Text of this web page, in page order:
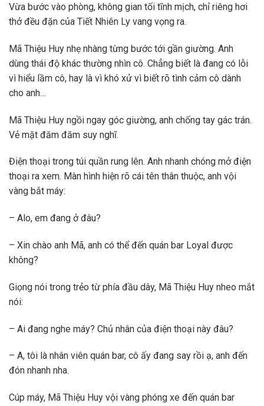
Vừa bước vào phòng, không gian tối tĩnh mịch, chỉ riêng hơi
thở đều đặn của Tiết Nhiên Ly vang vọng ra.
Mã Thiệu Huy nhẹ nhàng từng bước tới gần giường. Anh
dùng thái độ khác thường nhìn cô. Chẳng biết là đang có lỗi
vì hiểu lầm cô, hay là vì khó xử vì biết rõ tình cảm cô dành
cho anh…
Mã Thiệu Huy ngồi ngay góc giường, anh chống tay gác trán.
Vẻ mặt đăm đăm suy nghĩ.
Điện thoại trong túi quần rung lên. Anh nhanh chóng mở điện
thoại ra xem. Màn hình hiện rõ cái tên thân thuộc, anh vội
vàng bắt máy:
– Alo, em đang ở đâu?
– Xin chào anh Mã, anh có thể đến quán bar Loyal được
không?
Giọng nói trong trẻo từ phía đầu dây, Mã Thiệu Huy nheo mắt
nói:
– Ai đang nghe máy? Chủ nhân của điện thoại này đâu?
– A, tôi là nhân viên quán bar, cô ấy đang say rồi ạ, anh đến
đón nhanh nha.
Cúp máy, Mã Thiệu Huy vội vàng phóng xe đến quán bar